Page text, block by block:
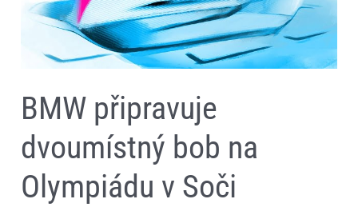
BMW připravuje
dvoumístný bob na
Olympiádu v Soči
Soči